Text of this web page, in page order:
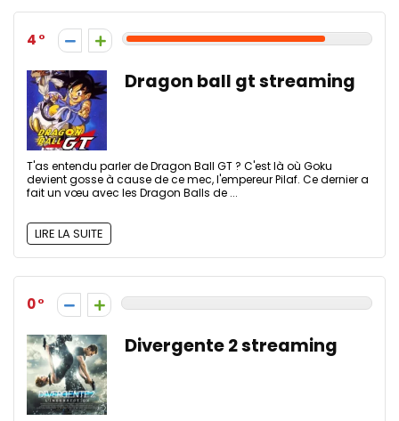
4
Dragon ball gt streaming
T'as entendu parler de Dragon Ball GT ? C'est là où Goku
devient gosse à cause de ce mec, l'empereur Pilaf. Ce dernier a
fait un vœu avec les Dragon Balls de ...
LIRE LA SUITE
0
Divergente 2 streaming